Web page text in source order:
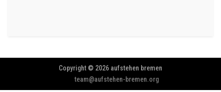
Copyright © 2026 aufstehen bremen
team@aufstehen-bremen.org